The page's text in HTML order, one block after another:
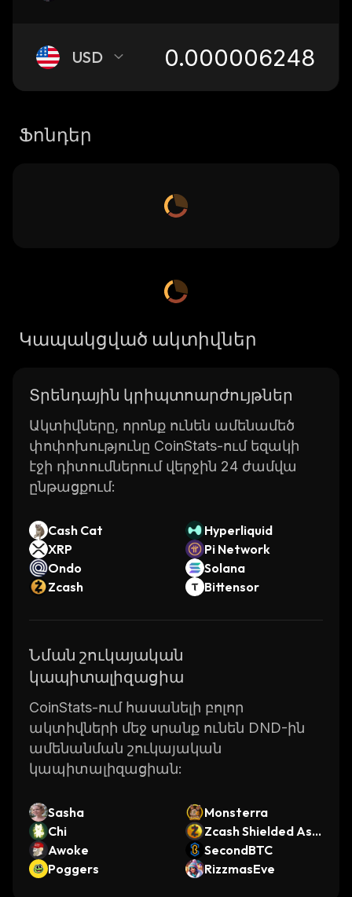
USD
Ֆոնդեր
Կապակցված ակտիվներ
Տրենդային կրիպտոարժույթներ
Ակտիվները, որոնք ունեն ամենամեծ
փոփոխությունը CoinStats-ում եզակի
էջի դիտումներում վերջին 24 ժամվա
ընթացքում:
Cash Cat
Hyperliquid
XRP
Pi Network
Ondo
Solana
Zcash
Bittensor
Նման շուկայական
կապիտալիզացիա
CoinStats-ում հասանելի բոլոր
ակտիվների մեջ սրանք ունեն DND-ին
ամենանման շուկայական
կապիտալիզացիան:
Sasha
Monsterra
Chi
Zcash Shielded Ass
et
Awoke
SecondBTC
Poggers
RizzmasEve